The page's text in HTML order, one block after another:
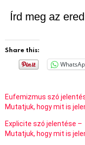
Írd meg az
Share this:
Eufemizmus szó
Mutatjuk, hogy mit is
Explicite szó jelentése –
Mutatjuk, hogy mit is